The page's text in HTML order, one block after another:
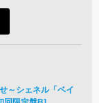
～シェネル「ベイ